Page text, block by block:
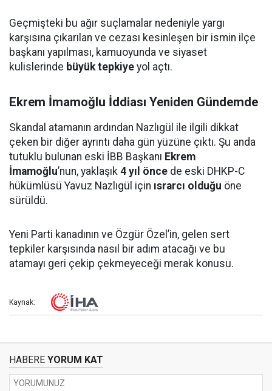
Geçmişteki bu ağır suçlamalar nedeniyle yargı
karşısına çıkarılan ve cezası kesinleşen bir ismin ilçe
başkanı yapılması, kamuoyunda ve siyaset
kulislerinde büyük tepkiye yol açtı.
Ekrem İmamoğlu İddiası Yeniden Gündemde
Skandal atamanın ardından Nazlıgül ile ilgili dikkat
çeken bir diğer ayrıntı daha gün yüzüne çıktı. Şu anda
tutuklu bulunan eski İBB Başkanı Ekrem
İmamoğlu’nun, yaklaşık 4 yıl önce de eski DHKP-C
hükümlüsü Yavuz Nazlıgül için ısrarcı olduğu öne
sürüldü.
Yeni Parti kanadının ve Özgür Özel’in, gelen sert
tepkiler karşısında nasıl bir adım atacağı ve bu
atamayı geri çekip çekmeyeceği merak konusu.
Kaynak:
HABERE YORUM KAT